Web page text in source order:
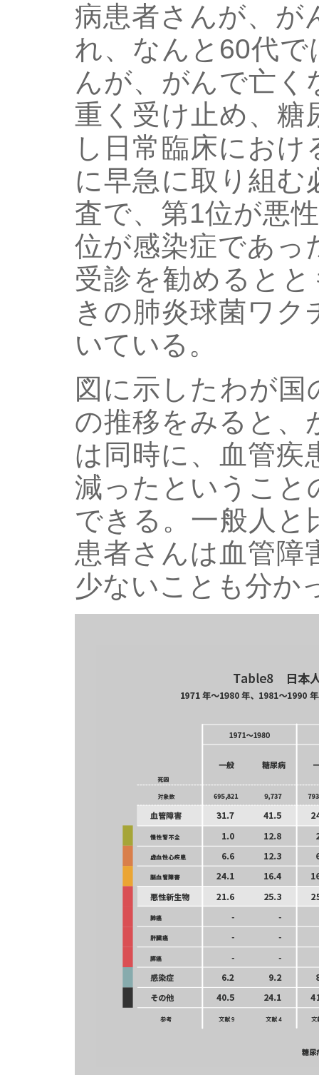
病患者さんが、が
れ、なんと60代
んが、がんで亡く
重く受け止め、糖
し日常臨床にお
に早急に取り組む
査で、第1位が悪
位が感染症であっ
受診を勧めると
きの肺炎球菌ワ
いている。
図に示したわが
の推移をみると、
は同時に、血管疾
減ったということ
できる。一般人と
患者さんは血管障
少ないことも分か